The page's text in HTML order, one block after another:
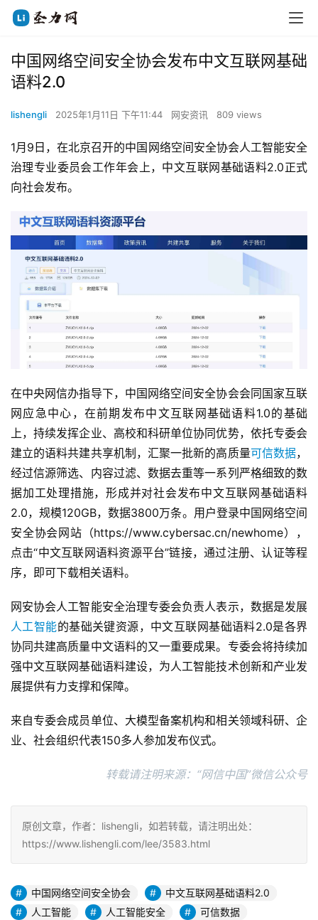
中国网络空间安全协会发布中文互联网基础
语料2.0
lishengli 2025年1月11日 下午11:44 网安资讯 809 views
1月9日，在北京召开的中国网络空间安全协会人工智能安全
治理专业委员会工作年会上，中文互联网基础语料2.0正式
向社会发布。
在中央网信办指导下，中国网络空间安全协会会同国家互联
网应急中心，在前期发布中文互联网基础语料1.0的基础
上，持续发挥企业、高校和科研单位协同优势，依托专委会
建立的语料共建共享机制，汇聚一批新的高质量可信数据，
经过信源筛选、内容过滤、数据去重等一系列严格细致的数
据加工处理措施，形成并对社会发布中文互联网基础语料
2.0，规模120GB，数据3800万条。用户登录中国网络空间
安全协会网站（https://www.cybersac.cn/newhome），
点击“中文互联网语料资源平台”链接，通过注册、认证等程
序，即可下载相关语料。
网安协会人工智能安全治理专委会负责人表示，数据是发展
人工智能的基础关键资源，中文互联网基础语料2.0是各界
协同共建高质量中文语料的又一重要成果。专委会将持续加
强中文互联网基础语料建设，为人工智能技术创新和产业发
展提供有力支撑和保障。
来自专委会成员单位、大模型备案机构和相关领域科研、企
业、社会组织代表150多人参加发布仪式。
转载请注明来源：“网信中国”微信公众号
原创文章，作者：lishengli，如若转载，请注明出处：
https://www.lishengli.com/lee/3583.html
中国网络空间安全协会
中文互联网基础语料2.0
人工智能
人工智能安全
可信数据